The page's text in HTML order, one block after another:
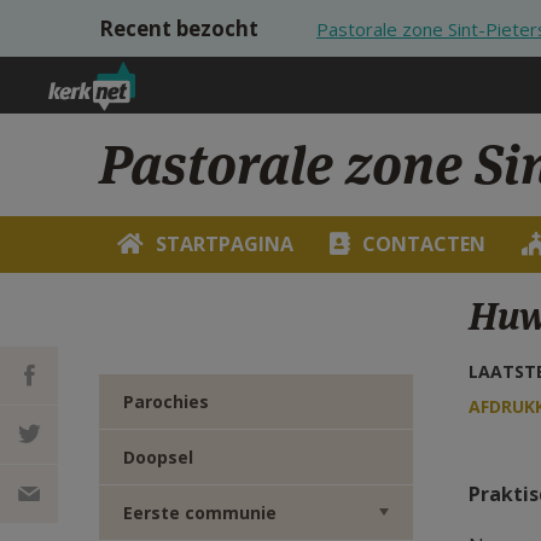
Overslaan en naar de inhoud gaan
Recent bezocht Pastorale zone Sint-
Pastorale zone
STARTPAGINA CONTACTEN
DEEL OP
FACEBOOK
DEEL OP
Parochies
Doopsel
Eerste communie